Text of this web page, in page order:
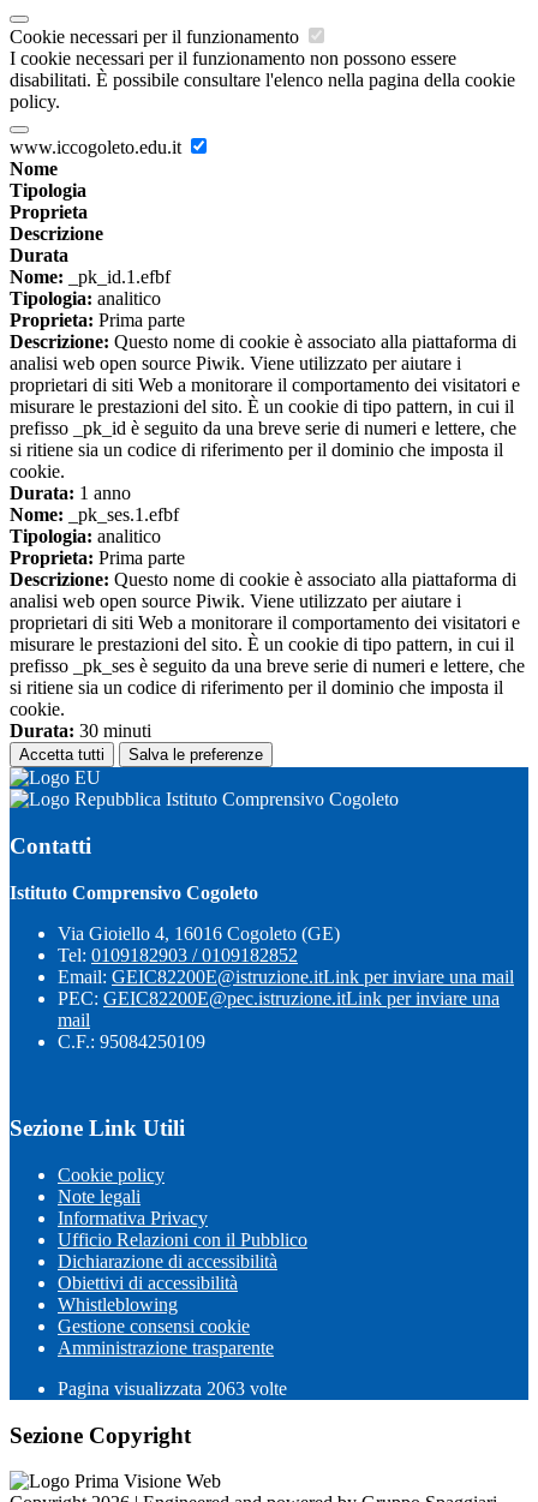
Cookie necessari per il funzionamento
I cookie necessari per il funzionamento non possono essere
disabilitati. È possibile consultare l'elenco nella pagina della cookie
policy.
www.iccogoleto.edu.it
Nome
Tipologia
Proprieta
Descrizione
Durata
Nome: _pk_id.1.efbf
Tipologia: analitico
Proprieta: Prima parte
Descrizione: Questo nome di cookie è associato alla piattaforma di
analisi web open source Piwik. Viene utilizzato per aiutare i
proprietari di siti Web a monitorare il comportamento dei visitatori e
misurare le prestazioni del sito. È un cookie di tipo pattern, in cui il
prefisso _pk_id è seguito da una breve serie di numeri e lettere, che
si ritiene sia un codice di riferimento per il dominio che imposta il
cookie.
Durata: 1 anno
Nome: _pk_ses.1.efbf
Tipologia: analitico
Proprieta: Prima parte
Descrizione: Questo nome di cookie è associato alla piattaforma di
analisi web open source Piwik. Viene utilizzato per aiutare i
proprietari di siti Web a monitorare il comportamento dei visitatori e
misurare le prestazioni del sito. È un cookie di tipo pattern, in cui il
prefisso _pk_ses è seguito da una breve serie di numeri e lettere, che
si ritiene sia un codice di riferimento per il dominio che imposta il
cookie.
Durata: 30 minuti
Accetta tutti Salva le preferenze
Istituto Comprensivo Cogoleto
Contatti
Istituto Comprensivo Cogoleto
Via Gioiello 4, 16016 Cogoleto (GE)
Tel: 0109182903 / 0109182852
Email: GEIC82200E@istruzione.itLink per inviare una mail
PEC: GEIC82200E@pec.istruzione.itLink per inviare una
mail
C.F.: 95084250109
Sezione Link Utili
Cookie policy
Note legali
Informativa Privacy
Ufficio Relazioni con il Pubblico
Dichiarazione di accessibilità
Obiettivi di accessibilità
Whistleblowing
Gestione consensi cookie
Amministrazione trasparente
Pagina visualizzata 2063 volte
Sezione Copyright